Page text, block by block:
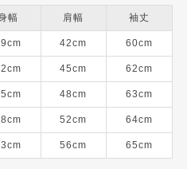
幅 肩幅 袖丈
42cm 60cm
45cm 62cm
48cm 63cm
52cm 64cm
56cm 65cm